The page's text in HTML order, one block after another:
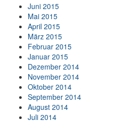
Juni 2015
Mai 2015
April 2015
März 2015
Februar 2015
Januar 2015
Dezember 2014
November 2014
Oktober 2014
September 2014
August 2014
Juli 2014